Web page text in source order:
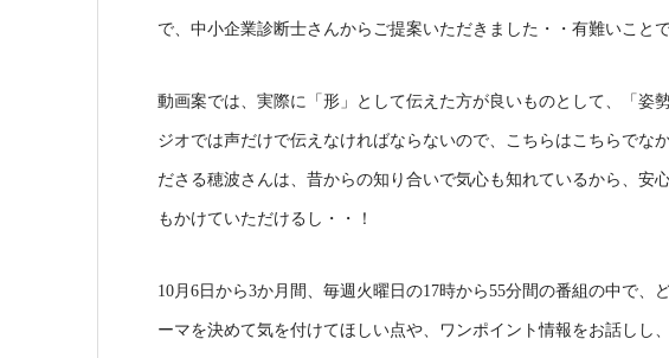
で、中小企業診断士さんからご提案いただきました・・有難いことで
動画案では、実際に「形」として伝えた方が良いものとして、「姿
ジオでは声だけで伝えなければならないので、こちらはこちらで
ださる穂波さんは、昔からの知り合いで気心も知れているから、
もかけていただけるし・・！
10月6日から3か月間、毎週火曜日の17時から55分間の番組の中で
ーマを決めて気を付けてほしい点や、ワンポイント情報をお話しし